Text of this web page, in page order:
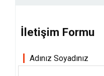
İletişim Formu
Adınız Soyadınız